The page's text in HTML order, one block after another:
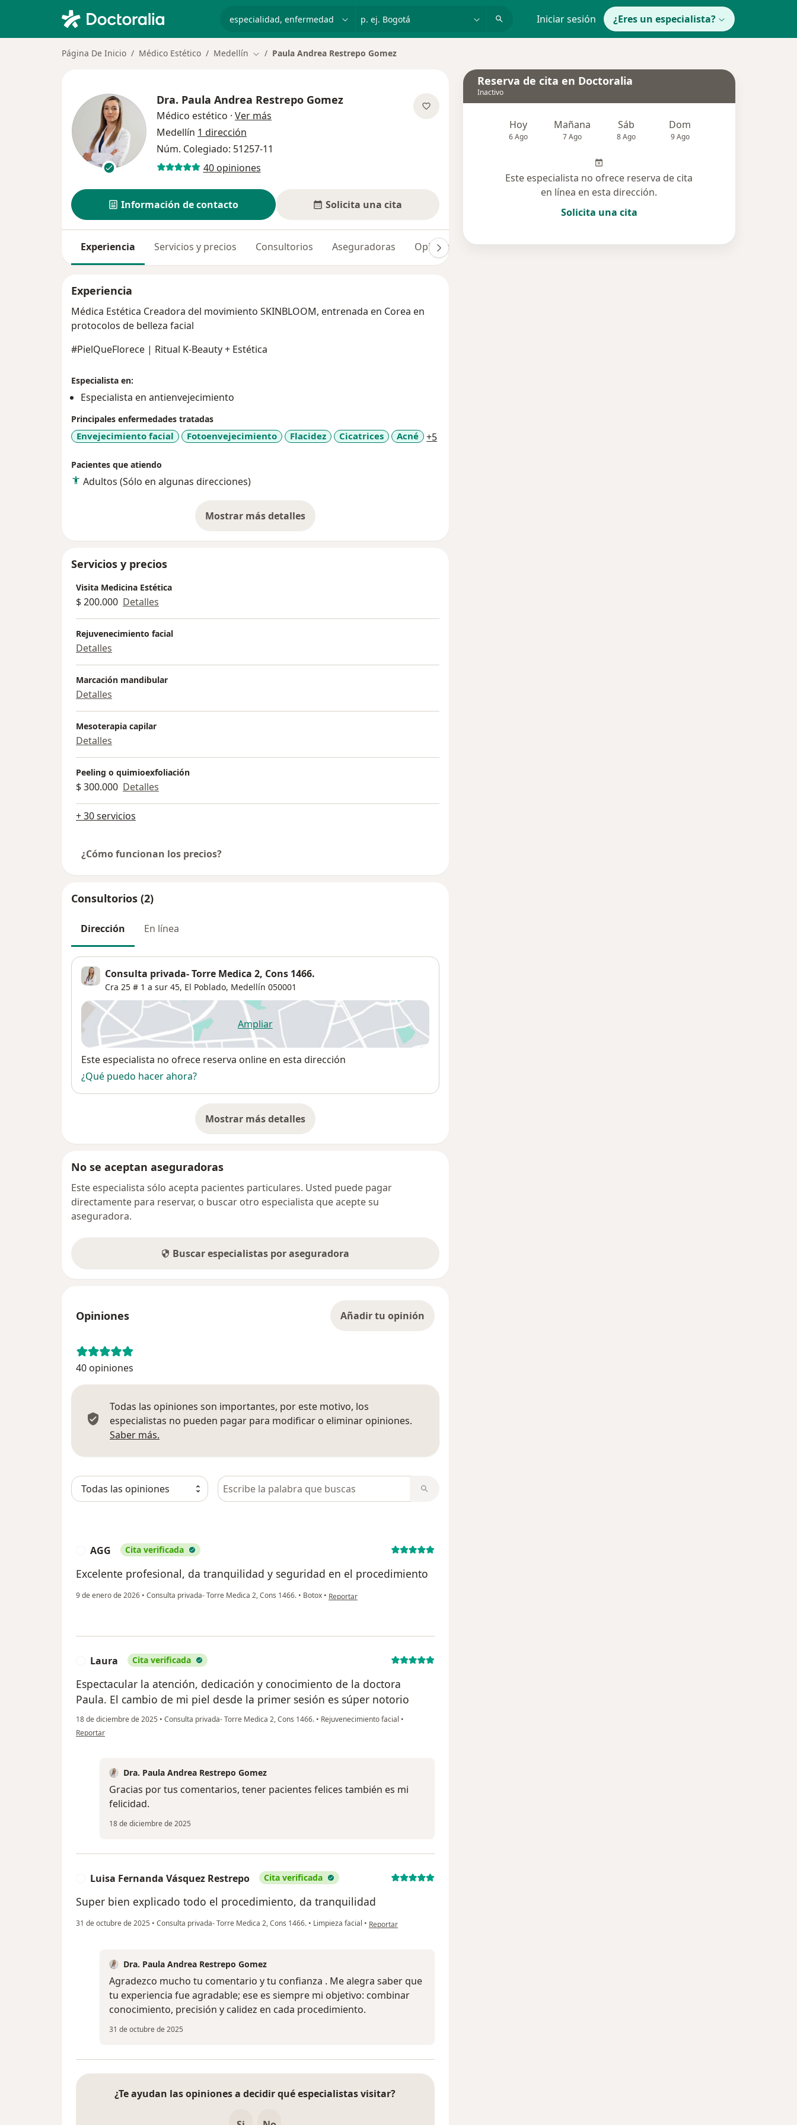
p. ej. Bogotá Iniciar sesión ¿Eres un especialista?
Página De Inicio Médico Estético Medellín Cambiar de ciudad
Paula Andrea Restrepo Gomez
Dra. Paula Andrea Restrepo Gomez
Médico estético · Ver más
Medellín 1 dirección
Núm. Colegiado: 51257-11
40 opiniones
Información de contacto Solicita una cita
Experiencia Servicios y precios Consultorios Aseguradoras Opiniones (40) Dudas solucionadas (9)
Experiencia
Médica Estética Creadora del movimiento SKINBLOOM, entrenada en Corea en
protocolos de belleza facial
#PielQueFlorece | Ritual K-Beauty + Estética
Especialista en:
Especialista en antienvejecimiento
Principales enfermedades tratadas
Envejecimiento facial Fotoenvejecimiento Flacidez Cicatrices Acné +5a11y_sr_more_diseases
Pacientes que atiendo
Adultos (Sólo en algunas direcciones)
Mostrar más detalles
sobre la experiencia
Servicios y precios
Visita Medicina Estética
$ 200.000 Detalles
Rejuvenecimiento facial
Detalles
Marcación mandibular
Detalles
Mesoterapia capilar
Detalles
Peeling o quimioexfoliación
$ 300.000 Detalles
+ 30 servicios
¿Cómo funcionan los precios?
Consultorios (2)
Dirección En línea
Consulta privada- Torre Medica 2, Cons 1466.
Cra 25 # 1 a sur 45, El Poblado, Medellín 050001
Ampliarse abre en una nueva pestaña
Disponibilidad
Este especialista no ofrece reserva online en esta dirección
¿Qué puedo hacer ahora?
Mostrar más detalles
sobre la dirección
No se aceptan aseguradoras
Este especialista sólo acepta pacientes particulares. Usted puede pagar
directamente para reservar, o buscar otro especialista que acepte su
aseguradora.
Buscar especialistas por aseguradora
Opiniones Añadir tu opinión
40 opiniones
Todas las opiniones son importantes, por este motivo, los
especialistas no pueden pagar para modificar o eliminar opiniones.
Saber más.
Busca en opiniones
AGG Cita verificada
Excelente profesional, da tranquilidad y seguridad en el procedimiento
9 de enero de 2026 • Consulta privada- Torre Medica 2, Cons 1466. • Botox • en opinión del usuario AGG
Reportar
Laura Cita verificada
Espectacular la atención, dedicación y conocimiento de la doctora
Paula. El cambio de mi piel desde la primer sesión es súper notorio
18 de diciembre de 2025 • Consulta privada- Torre Medica 2, Cons 1466. • Rejuvenecimiento facial •
en opinión del usuario Laura
Reportar
Dra. Paula Andrea Restrepo Gomez
Gracias por tus comentarios, tener pacientes felices también es mi
felicidad.
18 de diciembre de 2025
Luisa Fernanda Vásquez Restrepo Cita verificada
Super bien explicado todo el procedimiento, da tranquilidad
31 de octubre de 2025 • Consulta privada- Torre Medica 2, Cons 1466. • Limpieza facial • en opinión del usuario Luisa Fernanda Vásquez Restrepo
Reportar
Dra. Paula Andrea Restrepo Gomez
Agradezco mucho tu comentario y tu confianza . Me alegra saber que
tu experiencia fue agradable; ese es siempre mi objetivo: combinar
conocimiento, precisión y calidez en cada procedimiento.
31 de octubre de 2025
¿Te ayudan las opiniones a decidir qué especialistas visitar?
Reserva de cita en Doctoralia
Inactivo
Hoy
6 Ago
Mañana
7 Ago
Sáb
8 Ago
Dom
9 Ago
Este especialista no ofrece reserva de cita
en línea en esta dirección.
Solicita una cita